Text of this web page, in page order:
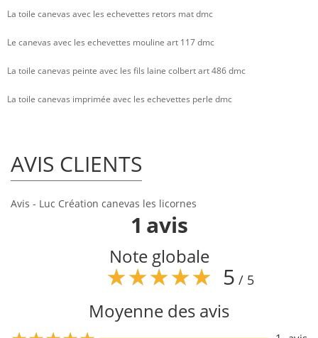
La toile canevas avec les echevettes retors mat dmc
Le canevas avec les echevettes mouline art 117 dmc
La toile canevas peinte avec les fils laine colbert art 486 dmc
La toile canevas imprimée avec les echevettes perle dmc
AVIS CLIENTS
Avis - Luc Création canevas les licornes
1 avis
Note globale
5 / 5
Moyenne des avis